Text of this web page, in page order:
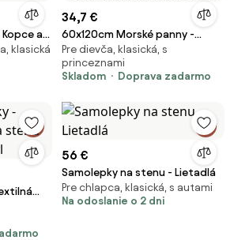
a
klasická
34,7 €
60x120cm Morské panny -
textilná nálepka na stenu
Pre dievča, klasická, s
princeznami
Skladom
Doprava zadarmo
Biely
56 €
Samolepky na stenu - Lietadlá
Pre chlapca, klasická, s autami
Na odoslanie o 2 dni